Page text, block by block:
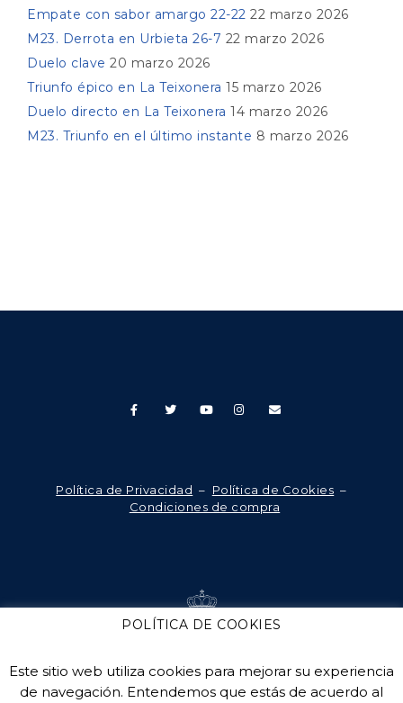
Empate con sabor amargo 22-22 22 marzo 2026
M23. Derrota en Urbieta 26-7 22 marzo 2026
Duelo clave 20 marzo 2026
Triunfo épico en La Teixonera 15 marzo 2026
Duelo directo en La Teixonera 14 marzo 2026
M23. Triunfo en el último instante 8 marzo 2026
Política de Privacidad – Política de Cookies –
Condiciones de compra
POLÍTICA DE COOKIES
Este sitio web utiliza cookies para mejorar su experiencia
de navegación. Entendemos que estás de acuerdo al